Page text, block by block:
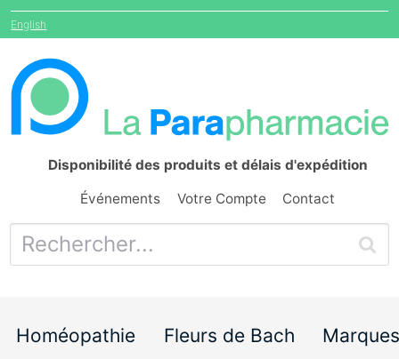
English
Disponibilité des produits et délais d'expédition
Événements Votre Compte Contact
Homéopathie Fleurs de Bach Marques